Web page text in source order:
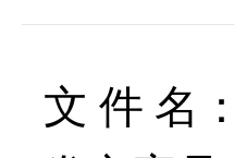
文 件 名：